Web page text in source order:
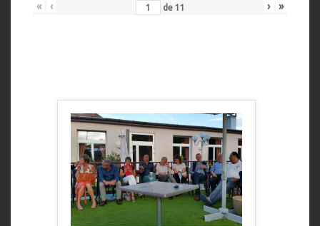
« ‹ de 11 › »